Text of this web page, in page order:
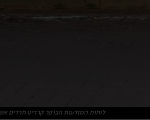
לוחות המודעות הבוקר קרדיט חרדים